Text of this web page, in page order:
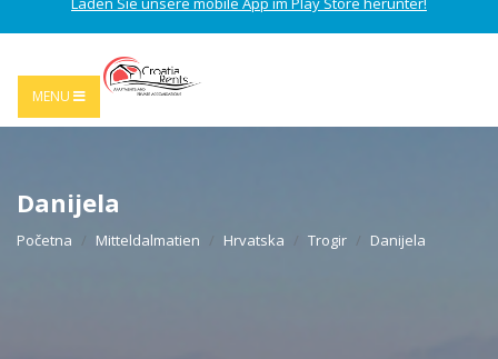
MENU
Danijela
Početna Mitteldalmatien Hrvatska Trogir Danijela